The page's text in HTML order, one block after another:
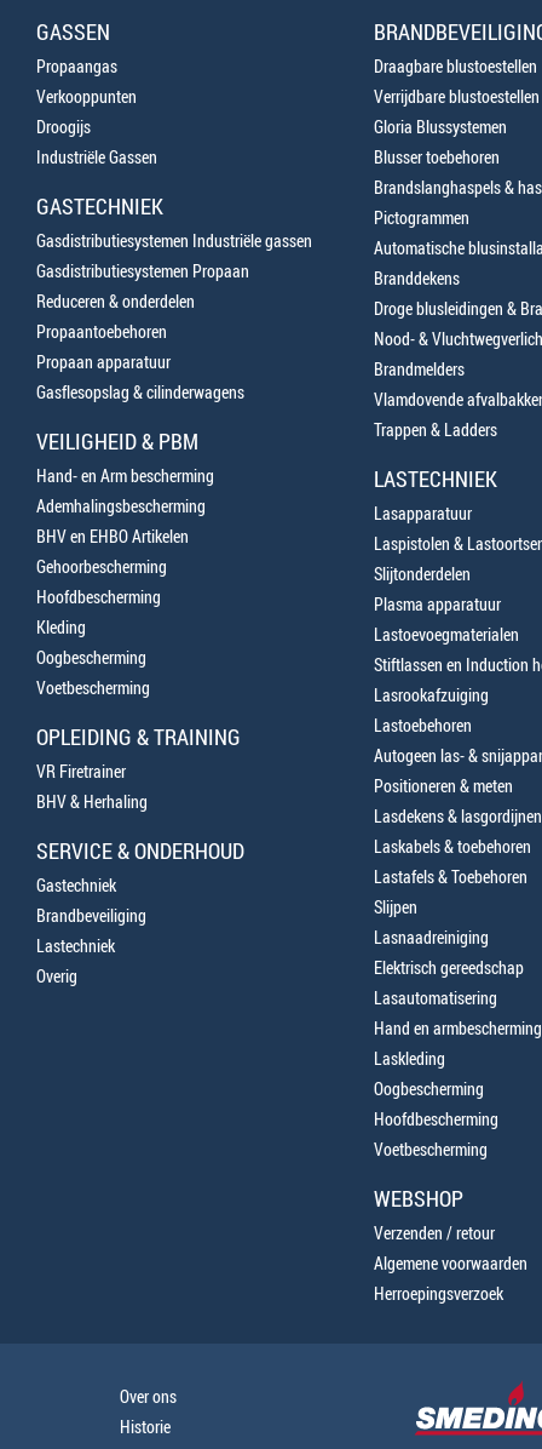
GASSEN
Propaangas
Verkooppunten
Droogijs
Industriële Gassen
GASTECHNIEK
Gasdistributiesystemen Industriële gassen
Gasdistributiesystemen Propaan
Reduceren & onderdelen
Propaantoebehoren
Propaan apparatuur
Gasflesopslag & cilinderwagens
VEILIGHEID & PBM
Hand- en Arm bescherming
Ademhalingsbescherming
BHV en EHBO Artikelen
Gehoorbescherming
Hoofdbescherming
Kleding
Oogbescherming
Voetbescherming
OPLEIDING & TRAINING
VR Firetrainer
BHV & Herhaling
SERVICE & ONDERHOUD
Gastechniek
Brandbeveiliging
Lastechniek
Overig
Draagbare blustoestellen
Verrijdbare blustoestellen
Gloria Blussystemen
Blusser toebehoren
Brandslanghaspels &
Pictogrammen
Automatische
Branddekens
Droge blusleidingen &
Nood- &
Brandmelders
Vlamdovende
Trappen & Ladders
LASTECHNIEK
Lasapparatuur
Laspistolen &
Slijtonderdelen
Plasma apparatuur
Lastoevoegmaterialen
Stiftlassen en Induction
Lasrookafzuiging
Lastoebehoren
Autogeen las- &
Positioneren & meten
Lasdekens & lasgordijnen
Laskabels & toebehoren
Lastafels & Toebehoren
Slijpen
Lasnaadreiniging
Elektrisch gereedschap
Lasautomatisering
Hand en armbescherming
Laskleding
Oogbescherming
Hoofdbescherming
Voetbescherming
WEBSHOP
Verzenden / retour
Algemene voorwaarden
Herroepingsverzoek
Over ons
Historie